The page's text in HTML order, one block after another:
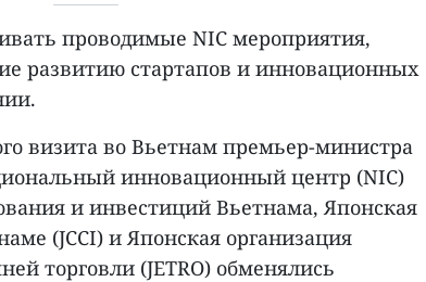
проводимые NIC мероприятия,
развитию стартапов и инновационных
визита во Вьетнам премьер-министра
инновационный центр (NIC)
и инвестиций Вьетнама, Японская
(JCCI) и Японская организация
торговли (JETRO) обменялись